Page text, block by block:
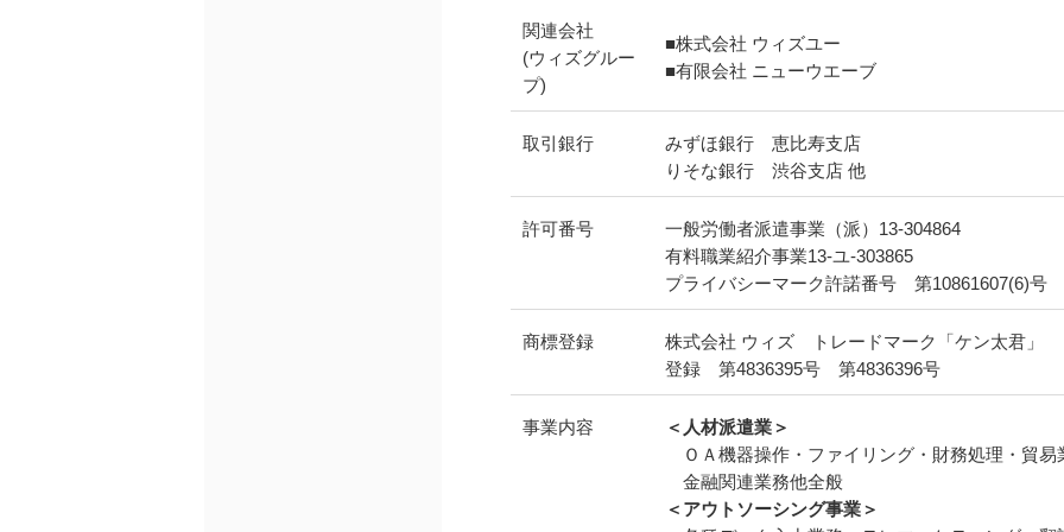
関連会社
(ウィズグルー
プ)
■株式会社 ウィズユー
■有限会社 ニューウエーブ
取引銀行
みずほ銀行 恵比寿支店
りそな銀行 渋谷支店 他
許可番号
一般労働者派遣事業（派）13-304864
有料職業紹介事業13-ユ-303865
プライバシーマーク許諾番号 第10861607(6)号
商標登録
株式会社 ウィズ トレードマーク「ケン太君」
登録 第4836395号 第4836396号
事業内容
＜人材派遣業＞
ＯＡ機器操作・ファイリング・財務処理・貿易
金融関連業務他全般
＜アウトソーシング事業＞